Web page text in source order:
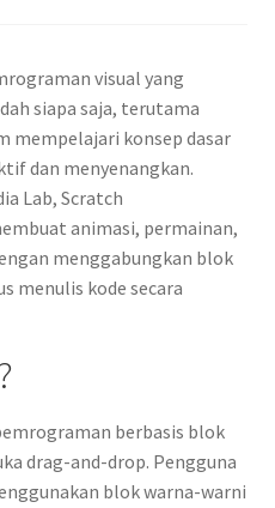
visual yang
siapa saja, terutama
mempelajari konsep dasar
dan menyenangkan.
Lab, Scratch
animasi, permainan,
menggabungkan blok
menulis kode secara
berbasis blok
drag-and-drop. Pengguna
blok warna-warni